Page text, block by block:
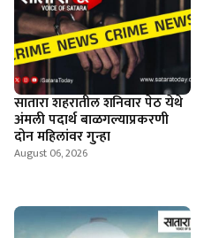
सातारा शहरातील शनिवार पेठ येथे
अंमली पदार्थ बाळगल्याप्रकरणी
दोन महिलांवर गुन्हा
August 06, 2026